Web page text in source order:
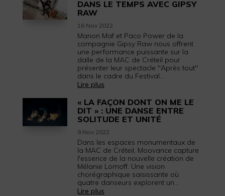
DANS LE TEMPS AVEC GIPSY
RAW
16 Nov 2022
Manon Maf et Paco Power de la
compagnie Gipsy Raw nous offrent
une performance puissante sur la
dalle de la MAC de Créteil pour
présenter leur spectacle "Après tout"
dans le cadre du Festival...
Lire plus
« LA FAÇON DONT ON ME LE
DIT » : UNE DANSE ENTRE
SOLITUDE ET UNITÉ
9 Nov 2022
Dans les espaces monumentaux de
la MAC de Créteil, Moovance capture
l'essence de la nouvelle création de
Mélanie Lomoff. Une vision
chorégraphique saisissante où
quatre danseurs explorent un...
Lire plus